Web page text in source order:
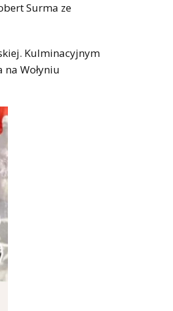
Surma ze
Kulminacyjnym
Wołyniu